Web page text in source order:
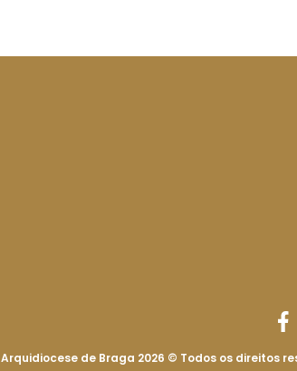
Arquidiocese de Braga 2026 © Todos os direitos